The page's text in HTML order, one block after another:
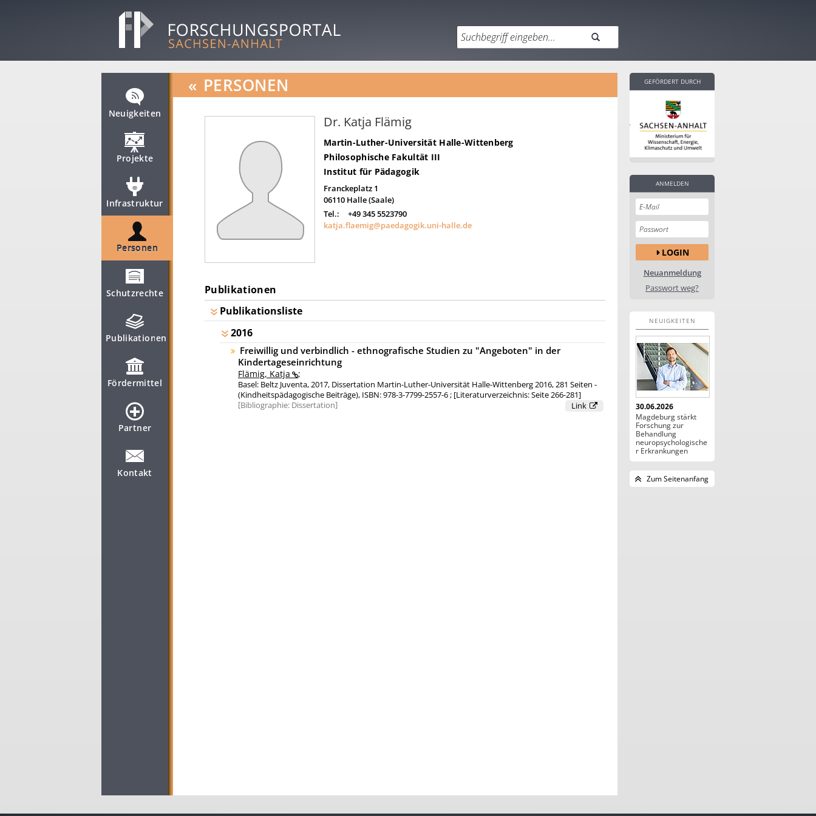
Neuigkeiten
Projekte
Infrastruktur
Personen
Schutzrechte
Publikationen
Fördermittel
Partner
Kontakt
« PERSONEN
Dr. Katja Flämig
Martin-Luther-Universität Halle-Wittenberg
Philosophische Fakultät III
Institut für Pädagogik
Franckeplatz 1
06110 Halle (Saale)
Tel.:
+49 345 5523790
katja.flaemig@paedagogik.uni-halle.de
Publikationen
Publikationsliste
2016
Freiwillig und verbindlich - ethnografische Studien zu "Angeboten" in der
Kindertageseinrichtung
Flämig, Katja ;
Basel: Beltz Juventa, 2017, Dissertation Martin-Luther-Universität Halle-Wittenberg 2016, 281 Seiten -
(Kindheitspädagogische Beiträge), ISBN: 978-3-7799-2557-6 ; [Literaturverzeichnis: Seite 266-281]
Bibliographie: Dissertation Link
GEFÖRDERT DURCH
ANMELDEN
LOGIN
Neuanmeldung
Passwort weg?
NEUIGKEITEN
30.06.2026
Magdeburg stärkt
Forschung zur
Behandlung
neuropsychologische
r Erkrankungen
Zum Seitenanfang